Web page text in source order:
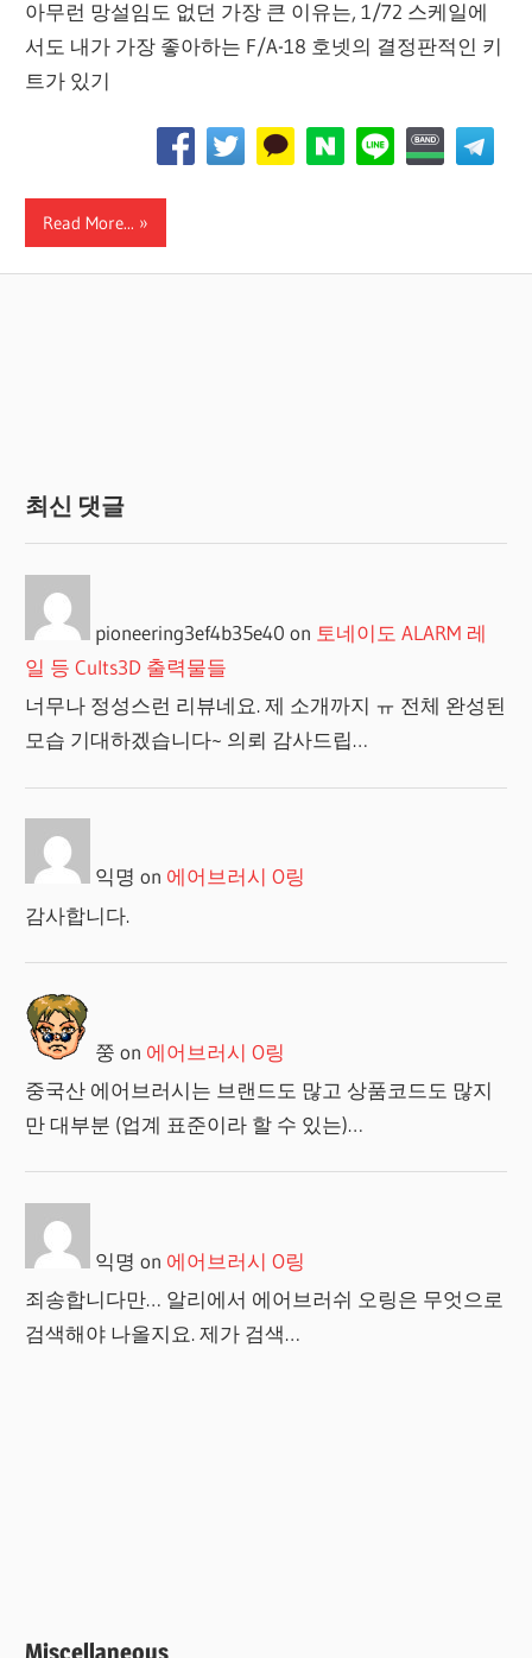
아무런 망설임도 없던 가장 큰 이유는, 1/72 스케일에
서도 내가 가장 좋아하는 F/A-18 호넷의 결정판적인 키
트가 있기
Read More...
최신 댓글
pioneering3ef4b35e40 on 토네이도 ALARM 레
일 등 Cults3D 출력물들
너무나 정성스런 리뷰네요. 제 소개까지 ㅠ 전체 완성된
모습 기대하겠습니다~ 의뢰 감사드립…
익명 on 에어브러시 O링
감사합니다.
쭝 on 에어브러시 O링
중국산 에어브러시는 브랜드도 많고 상품코드도 많지
만 대부분 (업계 표준이라 할 수 있는)…
익명 on 에어브러시 O링
죄송합니다만… 알리에서 에어브러쉬 오링은 무엇으로
검색해야 나올지요. 제가 검색…